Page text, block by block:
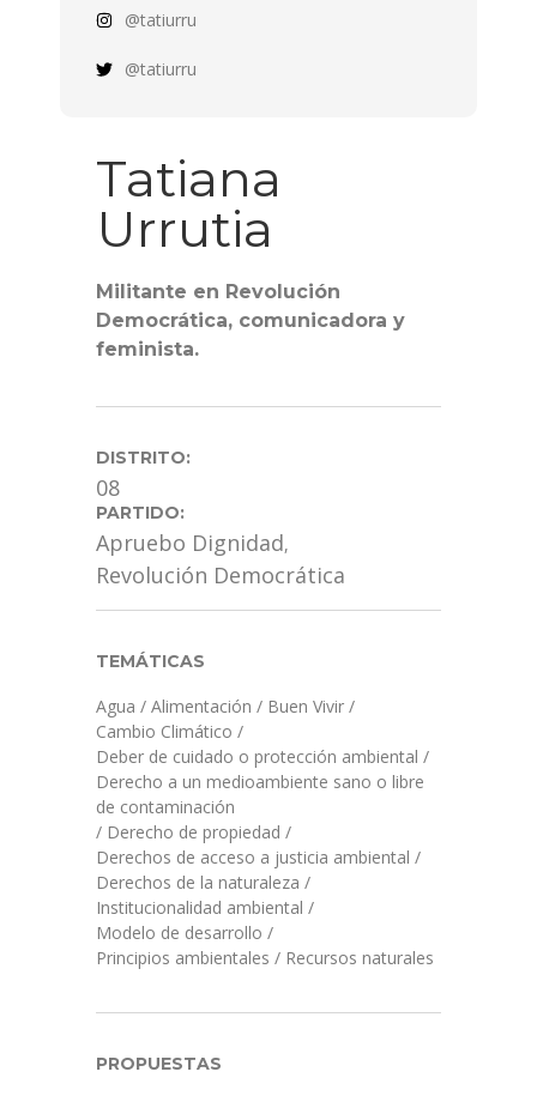
@tatiurru
@tatiurru
Tatiana
Urrutia
Militante en Revolución
Democrática, comunicadora y
feminista.
DISTRITO:
08
PARTIDO:
Apruebo Dignidad,
Revolución Democrática
TEMÁTICAS
Agua / Alimentación / Buen Vivir /
Cambio Climático /
Deber de cuidado o protección ambiental /
Derecho a un medioambiente sano o libre
de contaminación
/ Derecho de propiedad /
Derechos de acceso a justicia ambiental /
Derechos de la naturaleza /
Institucionalidad ambiental /
Modelo de desarrollo /
Principios ambientales / Recursos naturales
PROPUESTAS